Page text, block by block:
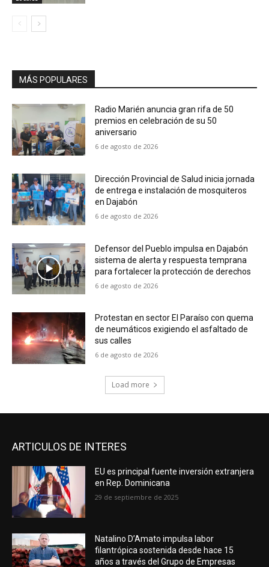
MÁS POPULARES
Radio Marién anuncia gran rifa de 50
premios en celebración de su 50
aniversario
6 de agosto de 2026
Dirección Provincial de Salud inicia jornada
de entrega e instalación de mosquiteros
en Dajabón
6 de agosto de 2026
Defensor del Pueblo impulsa en Dajabón
sistema de alerta y respuesta temprana
para fortalecer la protección de derechos
6 de agosto de 2026
Protestan en sector El Paraíso con quema
de neumáticos exigiendo el asfaltado de
sus calles
6 de agosto de 2026
Load more
ARTICULOS DE INTERES
EU es principal fuente inversión extranjera
en Rep. Dominicana
29 de septiembre de 2025
Natalino D’Amato impulsa labor
filantrópica sostenida desde hace 15
años a través del Grupo de Empresas